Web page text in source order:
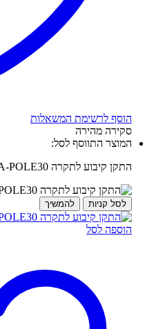
הוסף לרשימת המשאלות
סקירה מהירה
המוצר התווסף לסל:
התקן קיבוע לתקרה SNCA-POLE30 למצלמות אבטחה SONY
לסל קניות להמשיך
הוספה לסל